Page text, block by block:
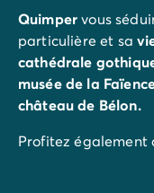
Quimpervous
particulière et sa
cathédrale
musée de la
château de Bélon.
Profitez également